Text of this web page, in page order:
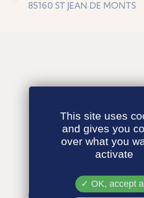
85160 ST JEAN DE MONTS
This site uses
and gives you
over what you
activate
OK, accept